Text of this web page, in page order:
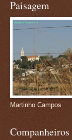
Paisagem
Martinho Campos
Companheiros